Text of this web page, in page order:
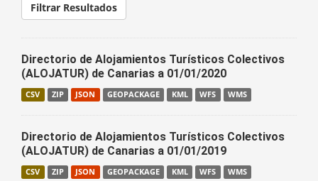
Filtrar Resultados
Directorio de Alojamientos Turísticos Colectivos
(ALOJATUR) de Canarias a 01/01/2020
CSV ZIP JSON GEOPACKAGE KML WFS WMS
Directorio de Alojamientos Turísticos Colectivos
(ALOJATUR) de Canarias a 01/01/2019
CSV ZIP JSON GEOPACKAGE KML WFS WMS